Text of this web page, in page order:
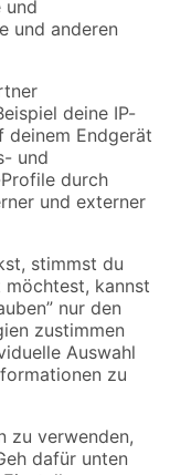
Angebote sind unter